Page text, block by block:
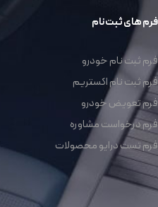
فرم های ثبت نام
فرم ثبت نام خودرو
فرم ثبت نام اکستریم
فرم تعویض خودرو
فرم درخواست مشاوره
فرم تست درایو محصولات